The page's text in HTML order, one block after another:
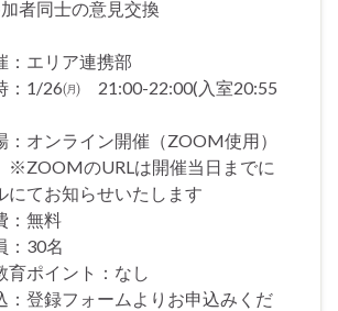
者同士の意見交換
エリア連携部
1/26㈪ 21:00-22:00(入室20:55
オンライン開催（ZOOM使用）
のURLは開催当日までに
にてお知らせいたします
：無料
30名
育ポイント：なし
登録フォームよりお申込みくだ